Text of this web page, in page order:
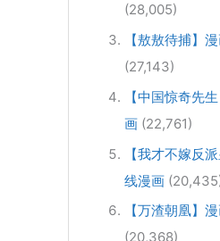
(28,005)
【敖敖待捕】
(27,143)
【中国惊奇先
画 (22,761)
【我才不嫁反
线漫画
【万渣朝凰】
(20,368)